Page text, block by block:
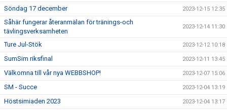
Söndag 17 december 2023-12-15 12:35
Såhär fungerar återanmälan för tränings-och
tävlingsverksamheten
2023-12-14 11:30
Ture Jul-Stök 2023-12-12 10:18
SumSim riksfinal 2023-12-11 13:45
Välkomna till vår nya WEBBSHOP! 2023-12-07 15:06
SM - Succe 2023-12-04 13:19
Höstsimiaden 2023 2023-12-04 13:17